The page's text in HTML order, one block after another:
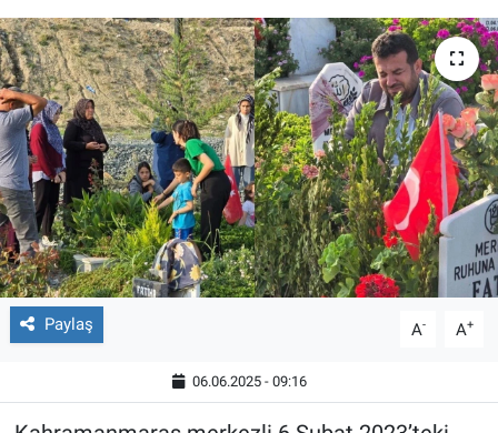
Paylaş A- A+
06.06.2025 - 09:16